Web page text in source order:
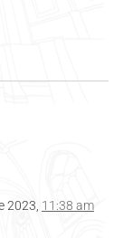
2023, 11:38 am